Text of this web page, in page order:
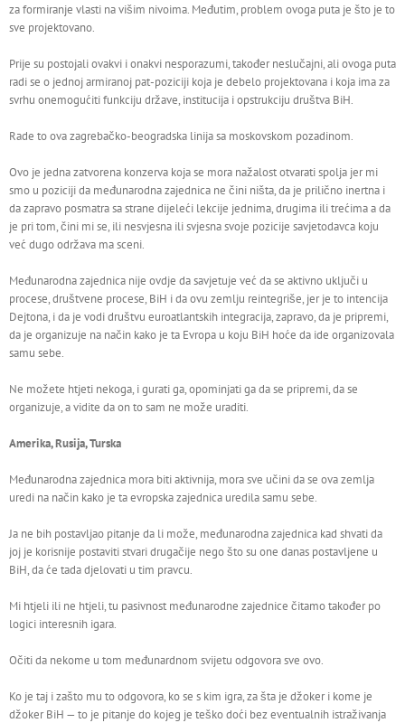
za formiranje vlasti na višim nivoima. Međutim, problem ovoga puta je što je to
sve projektovano.
Prije su postojali ovakvi i onakvi nesporazumi, također neslučajni, ali ovoga puta
radi se o jednoj armiranoj pat-poziciji koja je debelo projektovana i koja ima za
svrhu onemogućiti funkciju države, institucija i opstrukciju društva BiH.
Rade to ova zagrebačko-beogradska linija sa moskovskom pozadinom.
Ovo je jedna zatvorena konzerva koja se mora nažalost otvarati spolja jer mi
smo u poziciji da međunarodna zajednica ne čini ništa, da je prilično inertna i
da zapravo posmatra sa strane dijeleći lekcije jednima, drugima ili trećima a da
je pri tom, čini mi se, ili nesvjesna ili svjesna svoje pozicije savjetodavca koju
već dugo održava ma sceni.
Međunarodna zajednica nije ovdje da savjetuje već da se aktivno uključi u
procese, društvene procese, BiH i da ovu zemlju reintegriše, jer je to intencija
Dejtona, i da je vodi društvu euroatlantskih integracija, zapravo, da je pripremi,
da je organizuje na način kako je ta Evropa u koju BiH hoće da ide organizovala
samu sebe.
Ne možete htjeti nekoga, i gurati ga, opominjati ga da se pripremi, da se
organizuje, a vidite da on to sam ne može uraditi.
Amerika, Rusija, Turska
Međunarodna zajednica mora biti aktivnija, mora sve učini da se ova zemlja
uredi na način kako je ta evropska zajednica uredila samu sebe.
Ja ne bih postavljao pitanje da li može, međunarodna zajednica kad shvati da
joj je korisnije postaviti stvari drugačije nego što su one danas postavljene u
BiH, da će tada djelovati u tim pravcu.
Mi htjeli ili ne htjeli, tu pasivnost međunarodne zajednice čitamo također po
logici interesnih igara.
Očiti da nekome u tom međunardnom svijetu odgovora sve ovo.
Ko je taj i zašto mu to odgovora, ko se s kim igra, za šta je džoker i kome je
džoker BiH — to je pitanje do kojeg je teško doći bez eventualnih istraživanja